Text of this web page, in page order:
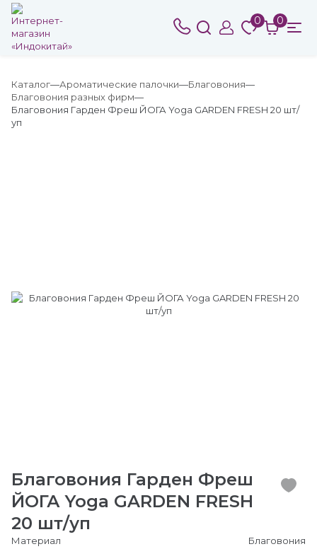
0 0
Каталог Ароматические палочки
Благовония
Благовония разных фирм
Благовония Гарден Фреш ЙОГА Yoga GARDEN FRESH 20 шт/
уп
Благовония Гарден Фреш
ЙОГА Yoga GARDEN FRESH
20 шт/уп
Материал
Благовония